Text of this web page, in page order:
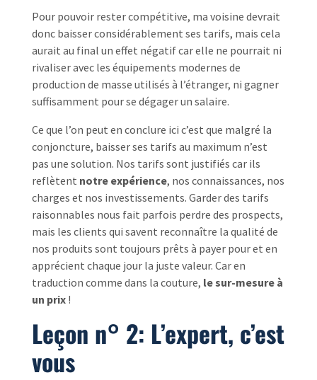
Pour pouvoir rester compétitive, ma voisine devrait
donc baisser considérablement ses tarifs, mais cela
aurait au final un effet négatif car elle ne pourrait ni
rivaliser avec les équipements modernes de
production de masse utilisés à l’étranger, ni gagner
suffisamment pour se dégager un salaire.
Ce que l’on peut en conclure ici c’est que malgré la
conjoncture, baisser ses tarifs au maximum n’est
pas une solution. Nos tarifs sont justifiés car ils
reflètent notre expérience, nos connaissances, nos
charges et nos investissements. Garder des tarifs
raisonnables nous fait parfois perdre des prospects,
mais les clients qui savent reconnaître la qualité de
nos produits sont toujours prêts à payer pour et en
apprécient chaque jour la juste valeur. Car en
traduction comme dans la couture, le sur-mesure à
un prix!
Leçon n° 2: L’expert, c’est
vous